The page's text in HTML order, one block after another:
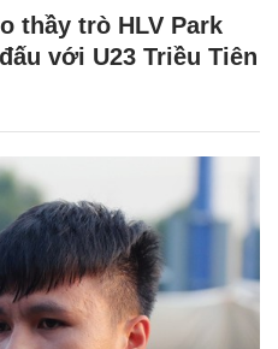
thầy trò HLV Park
với U23 Triều Tiên